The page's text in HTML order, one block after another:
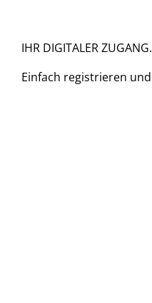
IHR DIGITALER ZUGANG.
Einfach registrieren und